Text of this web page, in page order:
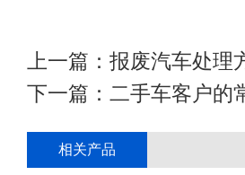
上一篇： 报废汽车处理
下一篇： 二手车客户的
相关产品